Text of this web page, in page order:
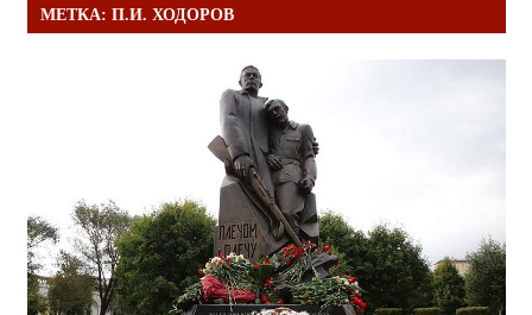
МЕТКА: П.И. ХОДОРОВ